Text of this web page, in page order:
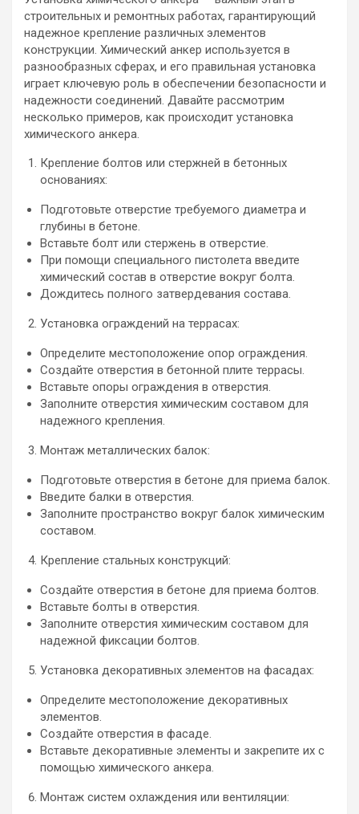
строительных и ремонтных работах, гарантирующий
надежное крепление различных элементов
конструкции. Химический анкер используется в
разнообразных сферах, и его правильная установка
играет ключевую роль в обеспечении безопасности и
надежности соединений. Давайте рассмотрим
несколько примеров, как происходит установка
химического анкера.
Крепление болтов или стержней в бетонных
основаниях:
Подготовьте отверстие требуемого диаметра и
глубины в бетоне.
Вставьте болт или стержень в отверстие.
При помощи специального пистолета введите
химический состав в отверстие вокруг болта.
Дождитесь полного затвердевания состава.
Установка ограждений на террасах:
Определите местоположение опор ограждения.
Создайте отверстия в бетонной плите террасы.
Вставьте опоры ограждения в отверстия.
Заполните отверстия химическим составом для
надежного крепления.
Монтаж металлических балок:
Подготовьте отверстия в бетоне для приема балок.
Введите балки в отверстия.
Заполните пространство вокруг балок химическим
составом.
Крепление стальных конструкций:
Создайте отверстия в бетоне для приема болтов.
Вставьте болты в отверстия.
Заполните отверстия химическим составом для
надежной фиксации болтов.
Установка декоративных элементов на фасадах:
Определите местоположение декоративных
элементов.
Создайте отверстия в фасаде.
Вставьте декоративные элементы и закрепите их с
помощью химического анкера.
Монтаж систем охлаждения или вентиляции: